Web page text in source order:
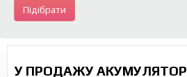
Підібрати
У ПРОДАЖУ АКУМУЛЯТОР